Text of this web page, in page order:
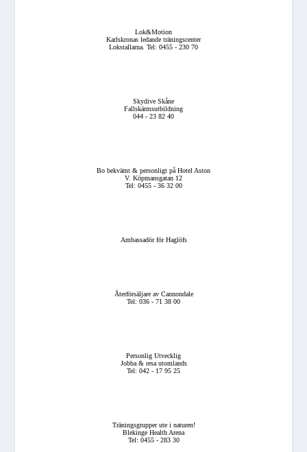
Lok&Motion
Karlskronas ledande träningscenter
Lokstallarna. Tel: 0455 - 230 70
Skydive Skåne
Fallskärmsutbildning
044 - 23 82 40
Bo bekvämt & personligt på Hotel Aston
V. Köpmansgatan 12
Tel: 0455 - 36 32 00
Ambassadör för Haglöfs
Återförsäljare av Cannondale
Tel: 036 - 71 38 00
Personlig Utvecklig
Jobba & resa utomlands
Tel: 042 - 17 95 25
Träningsgrupper ute i naturen!
Blekinge Health Arena
Tel: 0455 - 283 30